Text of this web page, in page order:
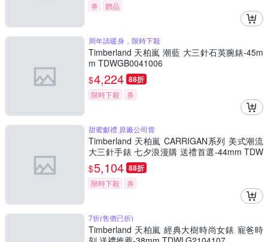
券 贈品
周年請暖身，限時下殺
Timberland 天柏嵐 潮藍 大三針石英腕錶-45m
m TDWGB0041006
$4,224 88折
限時下殺 券
甜蜜獻禮 原廠公司貨
Timberland 天柏嵐 CARRIGAN系列 美式潮流
大三針手錶 七夕浪漫購 送禮首選-44mm TDW
GB0029401
$5,104 88折
限時下殺 券
7折(售價已折)
Timberland 天柏嵐 經典大樹時尚女錶 寵爸時